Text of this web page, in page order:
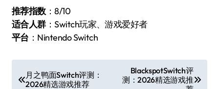
推荐指数：8/10
适合人群：Switch玩家、游戏爱好者
平台 ：Nintendo Switch
章
月之鸭面Switch评测：
2026精选游戏推荐
BlackspotSwitch评
测：2026精选游戏推